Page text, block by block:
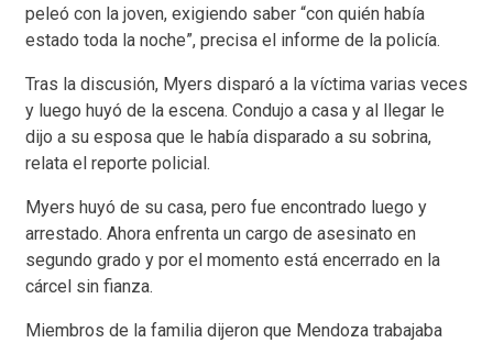
peleó con la joven, exigiendo saber “con quién había
estado toda la noche”, precisa el informe de la policía.
Tras la discusión, Myers disparó a la víctima varias veces
y luego huyó de la escena. Condujo a casa y al llegar le
dijo a su esposa que le había disparado a su sobrina,
relata el reporte policial.
Myers huyó de su casa, pero fue encontrado luego y
arrestado. Ahora enfrenta un cargo de asesinato en
segundo grado y por el momento está encerrado en la
cárcel sin fianza.
Miembros de la familia dijeron que Mendoza trabajaba